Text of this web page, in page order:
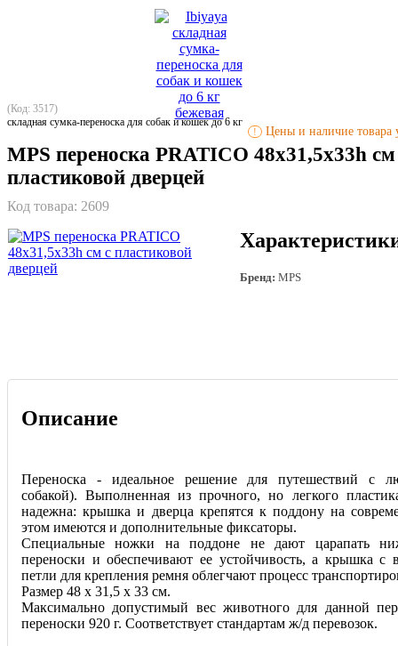
(Код: 3517)
складная сумка-переноска для собак и кошек до 6 кг
! Цены и наличие товара
MPS переноска PRATICO 48х31,5х33h см
пластиковой дверцей
Код товара: 2609
Бренд: MPS
Описание
Переноска - идеальное решение для путешествий с
собакой). Выполненная из прочного, но легкого
надежна: крышка и дверца крепятся к поддону на
этом имеются и дополнительные фиксаторы.
Специальные ножки на поддоне не дают царапать
переноски и обеспечивают ее устойчивость, а крышка с
петли для крепления ремня облегчают процесс
Размер 48 х 31,5 х 33 см.
Максимально допустимый вес животного для данной
переноски 920 г. Соответствует стандартам ж/д перевозок.